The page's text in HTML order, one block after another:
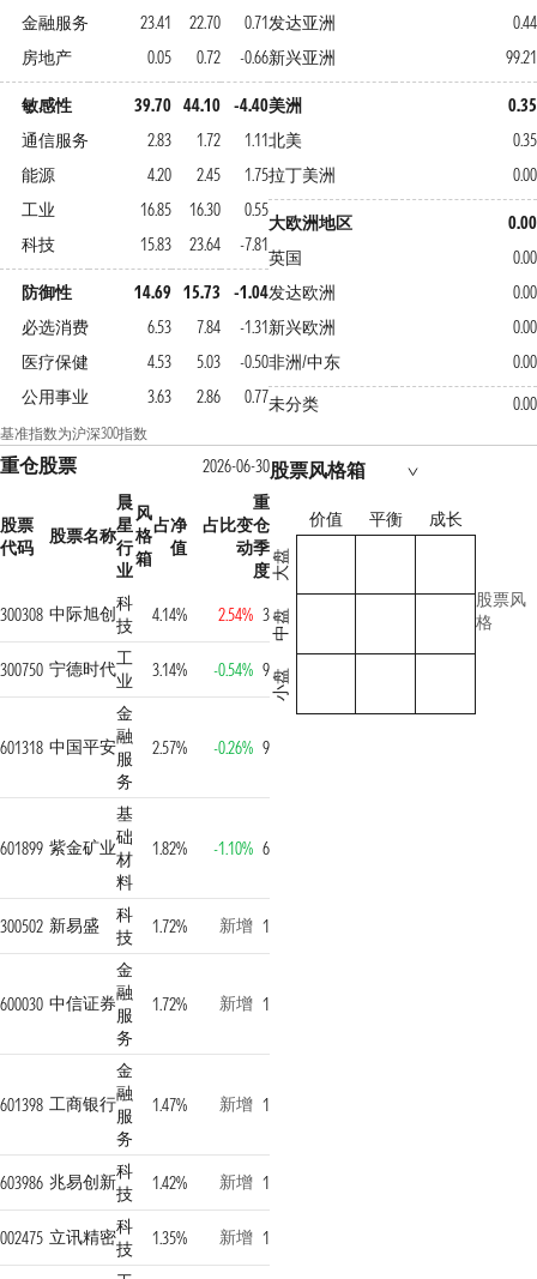
金融服务
23.41 22.70
0.71
房地产
0.05 0.72 -0.66
敏感性 39.70 44.10
-4.40
通信服务
2.83 1.72
1.11
能源
4.20 2.45
1.75
工业
16.85 16.30
0.55
科技
15.83 23.64 -7.81
防御性 14.69 15.73
-1.04
必选消费
6.53 7.84
-1.31
医疗保健
4.53 5.03
-0.50
公用事业
3.63 2.86 0.77
基准指数为沪深300指数
发达亚洲
0.44
新兴亚洲
99.21
美洲
0.35
北美
0.35
拉丁美洲
0.00
大欧洲地区
0.00
英国
0.00
发达欧洲
0.00
新兴欧洲
0.00
非洲/中东
0.00
未分类
0.00
重仓股票 2026-06-30
股票
代码
股票名称
晨
星
行
业
风
格
箱
占净
值
占比变
动
重
仓
季
度
300308 中际旭创科
技
4.14% 2.54% 3
300750 宁德时代工
业
3.14% -0.54% 9
601318 中国平安
金
融
服
务
2.57% -0.26% 9
601899 紫金矿业
基
础
材
料
1.82% -1.10% 6
300502 新易盛
科
技
1.72% 新增 1
600030 中信证券
金
融
服
务
1.72% 新增 1
601398 工商银行
金
融
服
务
1.47% 新增 1
603986 兆易创新科
技
1.42% 新增 1
002475 立讯精密科
技
1.35% 新增 1
股票风格箱
价值 平衡 成长
大盘
中盘
小盘
股票风
格